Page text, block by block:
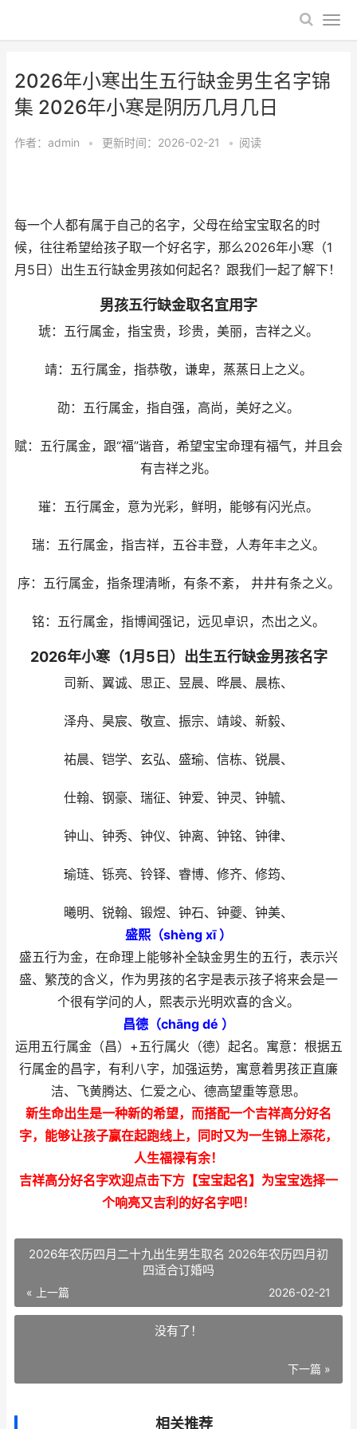
2026年小寒出生五行缺金男生名字锦
集 2026年小寒是阴历几月几日
作者： admin • 更新时间：2026-02-21 • 阅读
每一个人都有属于自己的名字，父母在给宝宝取名的时
候，往往希望给孩子取一个好名字，那么2026年小寒（1
月5日）出生五行缺金男孩如何起名？跟我们一起了解下！
男孩五行缺金取名宜用字
琥：五行属金，指宝贵，珍贵，美丽，吉祥之义。
靖：五行属金，指恭敬，谦卑，蒸蒸日上之义。
劭：五行属金，指自强，高尚，美好之义。
赋：五行属金，跟“福”谐音，希望宝宝命理有福气，并且会
有吉祥之兆。
璀：五行属金，意为光彩，鲜明，能够有闪光点。
瑞：五行属金，指吉祥，五谷丰登，人寿年丰之义。
序：五行属金，指条理清晰，有条不紊， 井井有条之义。
铭：五行属金，指博闻强记，远见卓识，杰出之义。
2026年小寒（1月5日）出生五行缺金男孩名字
司新、翼诚、思正、昱晨、晔晨、晨栋、
泽舟、昊宸、敬宣、振宗、靖竣、新毅、
祐晨、铠学、玄弘、盛瑜、信栋、锐晨、
仕翰、钢豪、瑞征、钟爱、钟灵、钟毓、
钟山、钟秀、钟仪、钟离、钟铭、钟律、
瑜琏、铄亮、铃铎、睿博、修齐、修筠、
曦明、锐翰、锻煜、钟石、钟夔、钟美、
盛熙（shèng xī ）
盛五行为金，在命理上能够补全缺金男生的五行，表示兴
盛、繁茂的含义，作为男孩的名字是表示孩子将来会是一
个很有学问的人，熙表示光明欢喜的含义。
昌德（chāng dé ）
运用五行属金（昌）+五行属火（德）起名。寓意：根据五
行属金的昌字，有利八字，加强运势，寓意着男孩正直廉
洁、飞黄腾达、仁爱之心、德高望重等意思。
新生命出生是一种新的希望，而搭配一个吉祥高分好名
字，能够让孩子赢在起跑线上，同时又为一生锦上添花，
人生福禄有余！
吉祥高分好名字欢迎点击下方【宝宝起名】为宝宝选择一
个响亮又吉利的好名字吧！
2026年农历四月二十九出生男生取名 2026年农历四月初
四适合订婚吗
« 上一篇 2026-02-21
没有了！
下一篇 »
相关推荐